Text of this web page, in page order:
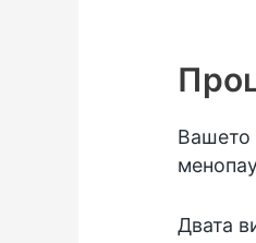
Вашето
Двата